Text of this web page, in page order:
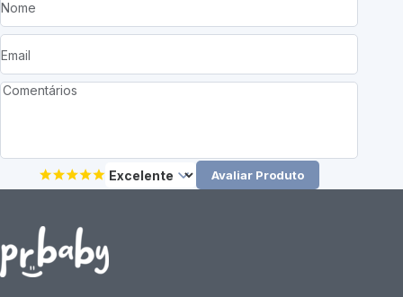
Avaliar Produto